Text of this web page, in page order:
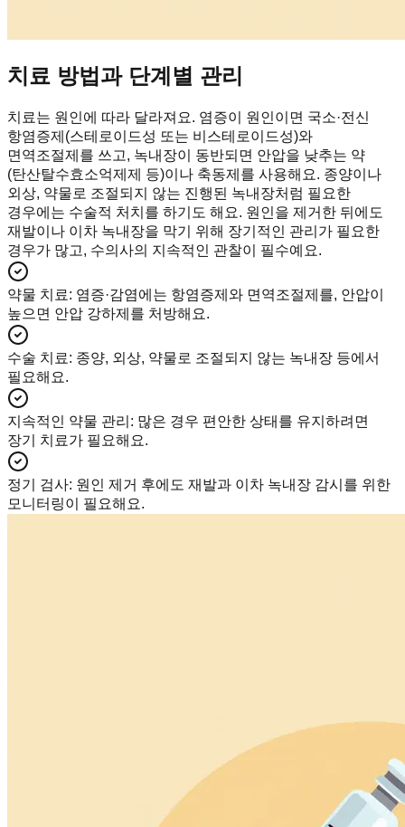
치료 방법과 단계별 관리
치료는 원인에 따라 달라져요. 염증이 원인이면 국소·전신
항염증제(스테로이드성 또는 비스테로이드성)와
면역조절제를 쓰고, 녹내장이 동반되면 안압을 낮추는 약
(탄산탈수효소억제제 등)이나 축동제를 사용해요. 종양이나
외상, 약물로 조절되지 않는 진행된 녹내장처럼 필요한
경우에는 수술적 처치를 하기도 해요. 원인을 제거한 뒤에도
재발이나 이차 녹내장을 막기 위해 장기적인 관리가 필요한
경우가 많고, 수의사의 지속적인 관찰이 필수예요.
약물 치료: 염증·감염에는 항염증제와 면역조절제를, 안압이
높으면 안압 강하제를 처방해요.
수술 치료: 종양, 외상, 약물로 조절되지 않는 녹내장 등에서
필요해요.
지속적인 약물 관리 : 많은 경우 편안한 상태를 유지하려면
장기 치료가 필요해요.
정기 검사: 원인 제거 후에도 재발과 이차 녹내장 감시를 위한
모니터링이 필요해요.